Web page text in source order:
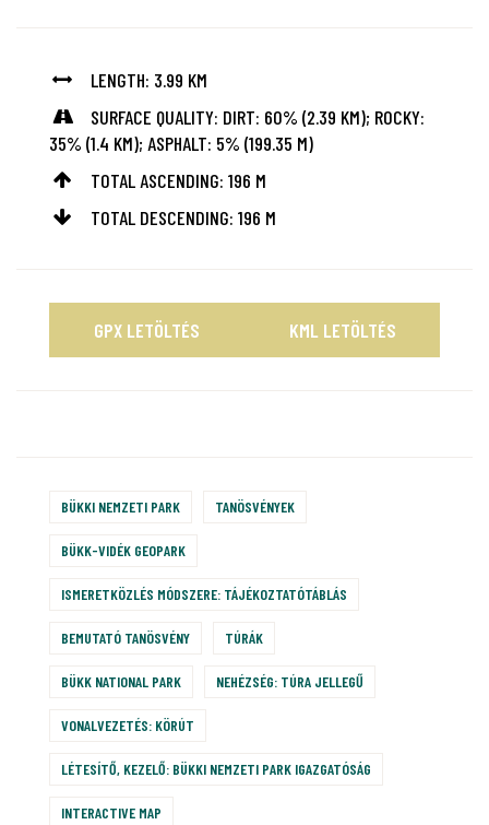
LENGTH: 3.99 KM
SURFACE QUALITY: DIRT: 60% (2.39 KM); ROCKY:
35% (1.4 KM); ASPHALT: 5% (199.35 M)
TOTAL ASCENDING: 196 M
TOTAL DESCENDING: 196 M
GPX LETÖLTÉS KML LETÖLTÉS
BÜKKI NEMZETI PARK TANÖSVÉNYEK
BÜKK-VIDÉK GEOPARK
ISMERETKÖZLÉS MÓDSZERE: TÁJÉKOZTATÓTÁBLÁS
BEMUTATÓ TANÖSVÉNY TÚRÁK
BÜKK NATIONAL PARK NEHÉZSÉG: TÚRA JELLEGŰ
VONALVEZETÉS: KÖRÚT
LÉTESÍTŐ, KEZELŐ: BÜKKI NEMZETI PARK IGAZGATÓSÁG
INTERACTIVE MAP